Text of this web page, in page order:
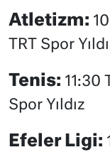
Atletizm:
TRT Spor
Tenis: 11:30
Spor Yıldız
Efeler Ligi: